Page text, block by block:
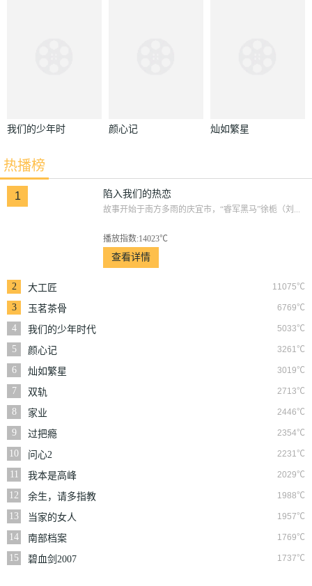
我们的少年时
颜心记 灿如繁星
热播榜
1 陷入我们的热恋
故事开始于南方多雨的庆宜市，“睿军黑马”徐栀（刘...
播放指数:14023℃
查看详情
2 11075℃
大工匠
3
6769℃
玉茗茶骨
4
5033℃
我们的少年时代
5
3261℃
颜心记
6
3019℃
灿如繁星
7
2713℃
双轨
8
2446℃
家业
9
2354℃
过把瘾
10
2231℃
问心2
11
2029℃
我本是高峰
12
1988℃
余生，请多指教
13
1957℃
当家的女人
14
1769℃
南部档案
15
1737℃
碧血剑2007